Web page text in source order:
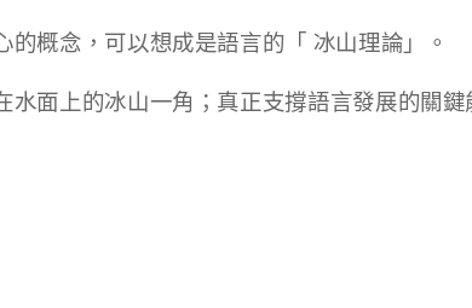
概念，可以想成是語言的「 冰山理論」。
水面上的冰山一角；真正支撐語言發展的關